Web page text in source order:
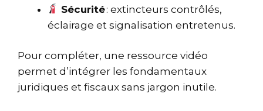
Sécurité: extincteurs contrôlés,
éclairage et signalisation entretenus.
Pour compléter, une ressource vidéo
permet d’intégrer les fondamentaux
juridiques et fiscaux sans jargon inutile.